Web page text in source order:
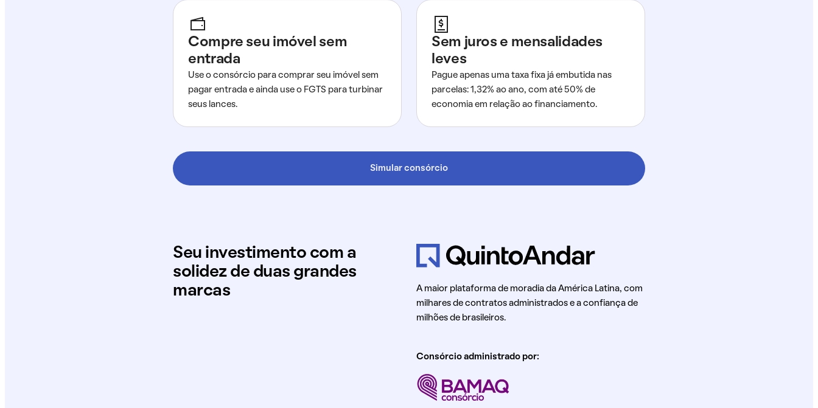
Compre seu imóvel sem
entrada
Use o consórcio para comprar seu imóvel sem
pagar entrada e ainda use o FGTS para turbinar
seus lances.
Sem juros e mensalidades
leves
Pague apenas uma taxa fixa já embutida nas
parcelas: 1,32% ao ano, com até 50% de
economia em relação ao financiamento.
Simular consórcio
Seu investimento com a
solidez de duas grandes
marcas
A maior plataforma de moradia da América Latina, com
milhares de contratos administrados e a confiança de
milhões de brasileiros.
Consórcio administrado por: